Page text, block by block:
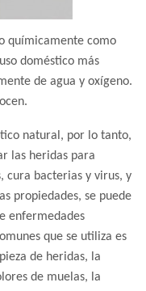
químicamente como
doméstico más
de agua y oxígeno.
natural, por lo tanto,
las heridas para
cura bacterias y virus, y
propiedades, se puede
enfermedades
que se utiliza es
de heridas, la
de muelas, la